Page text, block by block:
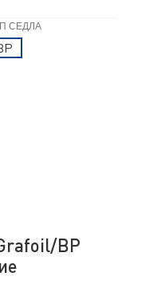
BP
СЕДЛА